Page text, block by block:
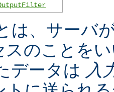
は、サーバ
スのことを
データは 入